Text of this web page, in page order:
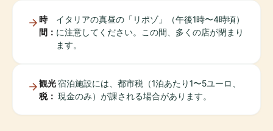
時
間：
イタリアの真昼の「リポゾ」（午後1時〜4時頃）
に注意してください。この間、多くの店が閉まり
ます。
観光
税：
宿泊施設には、都市税（1泊あたり1〜5ユーロ、
現金のみ）が課される場合があります。